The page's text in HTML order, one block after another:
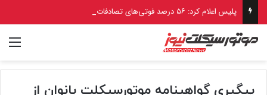
پیگیری گواهینامه موتورسیکلت بانوان از